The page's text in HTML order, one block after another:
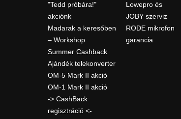
"Tedd próbára!"
akciónk
Madarak a keresőben
– Workshop
Summer Cashback
Ajándék telekonverter
OM-5 Mark II akció
OM-1 Mark II akció
-> CashBack
regisztráció <-
Lowepro és
JOBY szerviz
RODE mikrofon
garancia